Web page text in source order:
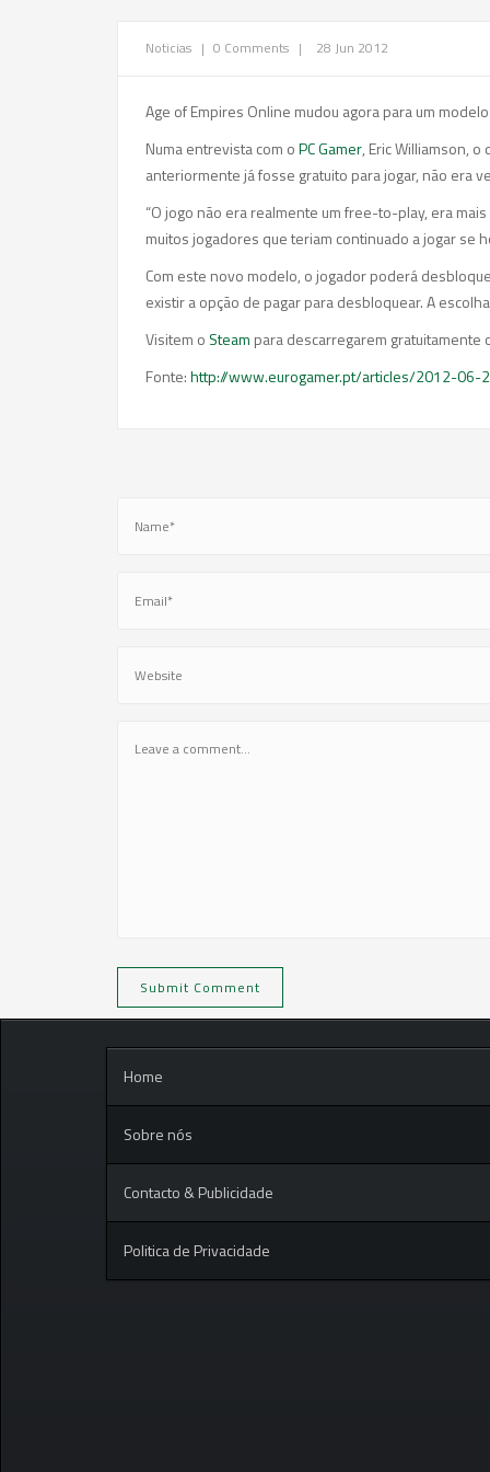
Noticias | 0 Comments | 28 Jun 2012
Age of Empires Online mudou agora para um
Numa entrevista com oPC Gamer, Eric Williamson,
anteriormente já fosse gratuito para jogar, não era
“O jogo não era realmente um free-to-play, era
muitos jogadores que teriam continuado a jogar se
Com este novo modelo, o jogador poderá
existir a opção de pagar para desbloquear. A
Visitem o Steam para descarregarem gratuitamente
Fonte:http://www.eurogamer.pt/articles/2012-
Home
Sobre nós
Contacto & Publicidade
Politica de Privacidade